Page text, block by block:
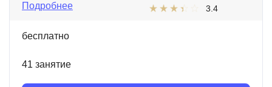
Подробнее
3.4
бесплатно
41 занятие